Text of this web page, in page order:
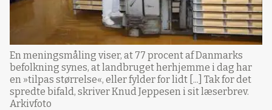
En meningsmåling viser, at 77 procent af Danmarks
befolkning synes, at landbruget herhjemme i dag har
en »tilpas størrelse«, eller fylder for lidt [...] Tak for det
spredte bifald, skriver Knud Jeppesen i sit læserbrev.
Arkivfoto